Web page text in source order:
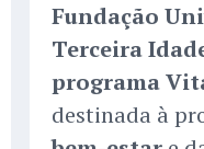
Fundação
Terceira
programa
destinada à